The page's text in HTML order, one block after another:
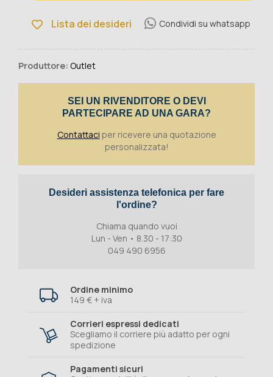
Lista dei desideri Condividi su whatsapp
Produttore: Outlet
SEI UN RIVENDITORE O DEVI
PARTECIPARE AD UNA GARA?
Contattaci per ricevere una quotazione
personalizzata!
Desideri assistenza telefonica per fare
l'ordine?
Chiama quando vuoi
Lun - Ven • 8.30 - 17:30
049 490 6956
Ordine minimo
149 € + iva
Corrieri espressi dedicati
Scegliamo il corriere più adatto per ogni
spedizione
Pagamenti sicuri